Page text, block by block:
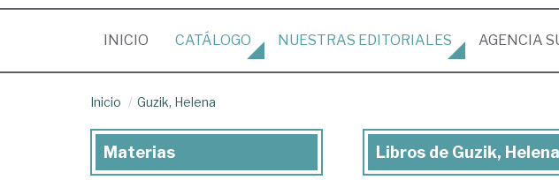
INICIO (CURRENT)
CATÁLOGO NUESTRAS EDITORIALES AGENCIA
Inicio Guzik, Helena
Libros
Libros de Guzik, Helena
Materias